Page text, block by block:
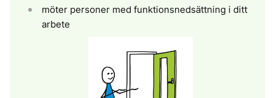
möter personer med funktionsnedsättning i ditt
arbete